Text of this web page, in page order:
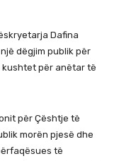
Dafina
dëgjim publik për
për anëtar të
për Çështje të
morën pjesë dhe
të